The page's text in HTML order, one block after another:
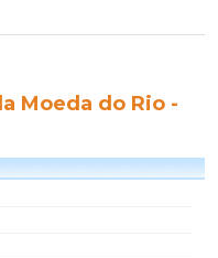
Moeda do Rio -